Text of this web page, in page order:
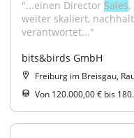
"...einen Director Sales
weiter skaliert,
verantwortet..."
bits&birds GmbH
Freiburg im Breisgau,
Von 120.000,00 € bis